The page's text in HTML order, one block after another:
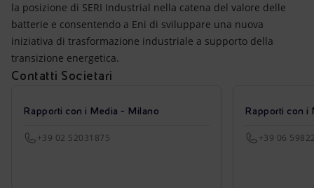
la posizione di SERI Industrial nella catena del valore delle
batterie e consentendo a Eni di sviluppare una nuova
iniziativa di trasformazione industriale a supporto della
transizione energetica.
Contatti Societari
Rapporti con i Media - Milano
+39 02 52031875
Rapporti con i
+39 06